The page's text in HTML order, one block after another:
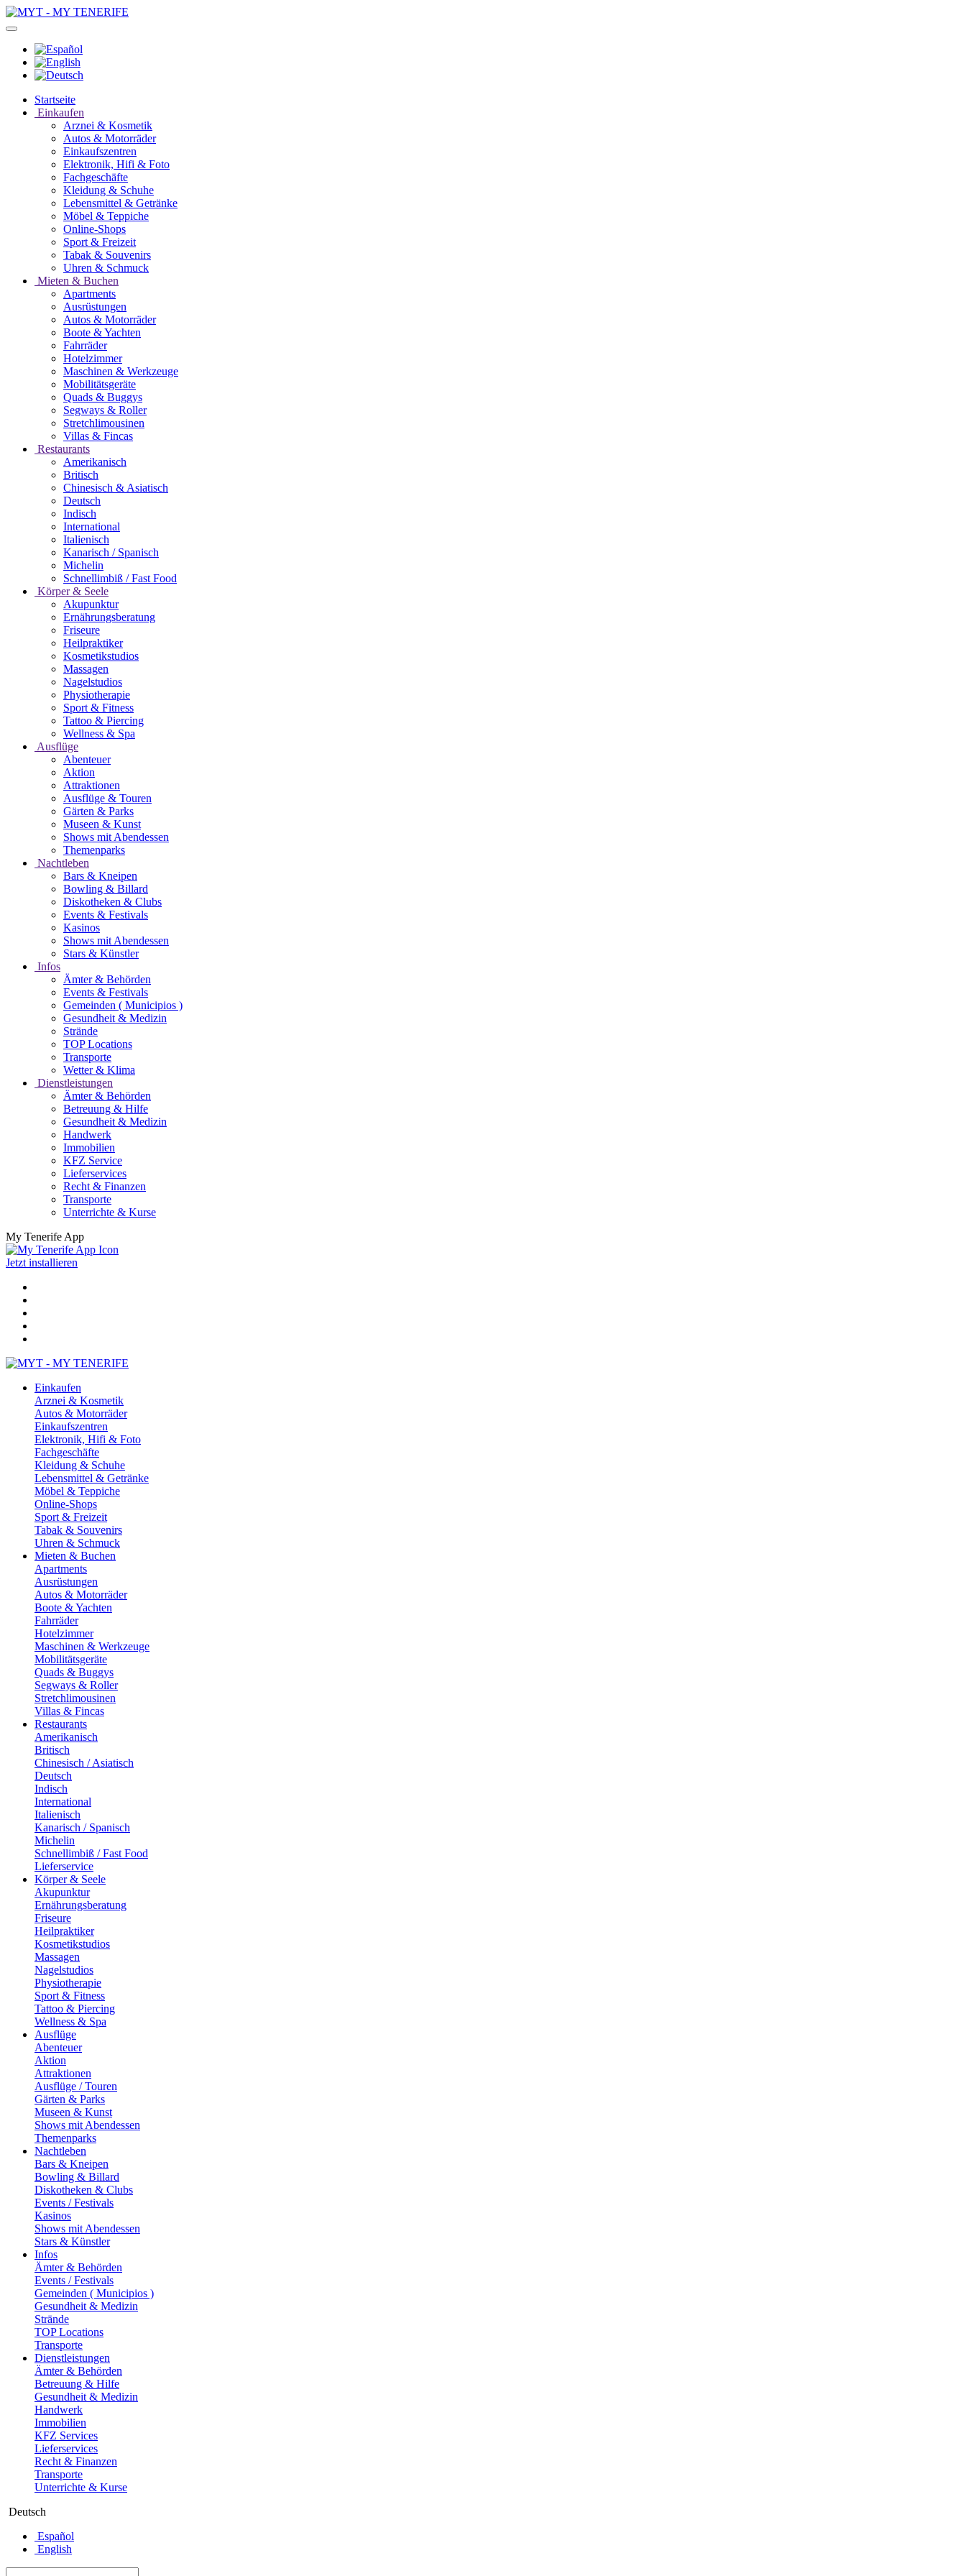
Startseite
Einkaufen
Arznei & Kosmetik
Autos & Motorräder
Einkaufszentren
Elektronik, Hifi & Foto
Fachgeschäfte
Kleidung & Schuhe
Lebensmittel & Getränke
Möbel & Teppiche
Online-Shops
Sport & Freizeit
Tabak & Souvenirs
Uhren & Schmuck
Mieten & Buchen
Apartments
Ausrüstungen
Autos & Motorräder
Boote & Yachten
Fahrräder
Hotelzimmer
Maschinen & Werkzeuge
Mobilitätsgeräte
Quads & Buggys
Segways & Roller
Stretchlimousinen
Villas & Fincas
Restaurants
Amerikanisch
Britisch
Chinesisch & Asiatisch
Deutsch
Indisch
International
Italienisch
Kanarisch / Spanisch
Michelin
Schnellimbiß / Fast Food
Körper & Seele
Akupunktur
Ernährungsberatung
Friseure
Heilpraktiker
Kosmetikstudios
Massagen
Nagelstudios
Physiotherapie
Sport & Fitness
Tattoo & Piercing
Wellness & Spa
Ausflüge
Abenteuer
Aktion
Attraktionen
Ausflüge & Touren
Gärten & Parks
Museen & Kunst
Shows mit Abendessen
Themenparks
Nachtleben
Bars & Kneipen
Bowling & Billard
Diskotheken & Clubs
Events & Festivals
Kasinos
Shows mit Abendessen
Stars & Künstler
Infos
Ämter & Behörden
Events & Festivals
Gemeinden ( Municipios )
Gesundheit & Medizin
Strände
TOP Locations
Transporte
Wetter & Klima
Dienstleistungen
Ämter & Behörden
Betreuung & Hilfe
Gesundheit & Medizin
Handwerk
Immobilien
KFZ Service
Lieferservices
Recht & Finanzen
Transporte
Unterrichte & Kurse
My Tenerife App
Jetzt installieren
Einkaufen
Arznei & Kosmetik
Autos & Motorräder
Einkaufszentren
Elektronik, Hifi & Foto
Fachgeschäfte
Kleidung & Schuhe
Lebensmittel & Getränke
Möbel & Teppiche
Online-Shops
Sport & Freizeit
Tabak & Souvenirs
Uhren & Schmuck
Mieten & Buchen
Apartments
Ausrüstungen
Autos & Motorräder
Boote & Yachten
Fahrräder
Hotelzimmer
Maschinen & Werkzeuge
Mobilitätsgeräte
Quads & Buggys
Segways & Roller
Stretchlimousinen
Villas & Fincas
Restaurants
Amerikanisch
Britisch
Chinesisch / Asiatisch
Deutsch
Indisch
International
Italienisch
Kanarisch / Spanisch
Michelin
Schnellimbiß / Fast Food
Lieferservice
Körper & Seele
Akupunktur
Ernährungsberatung
Friseure
Heilpraktiker
Kosmetikstudios
Massagen
Nagelstudios
Physiotherapie
Sport & Fitness
Tattoo & Piercing
Wellness & Spa
Ausflüge
Abenteuer
Aktion
Attraktionen
Ausflüge / Touren
Gärten & Parks
Museen & Kunst
Shows mit Abendessen
Themenparks
Nachtleben
Bars & Kneipen
Bowling & Billard
Diskotheken & Clubs
Events / Festivals
Kasinos
Shows mit Abendessen
Stars & Künstler
Infos
Ämter & Behörden
Events / Festivals
Gemeinden ( Municipios )
Gesundheit & Medizin
Strände
TOP Locations
Transporte
Dienstleistungen
Ämter & Behörden
Betreuung & Hilfe
Gesundheit & Medizin
Handwerk
Immobilien
KFZ Services
Lieferservices
Recht & Finanzen
Transporte
Unterrichte & Kurse
Deutsch
Español
English